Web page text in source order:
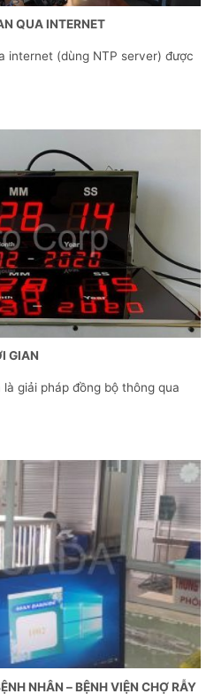
QUA INTERNET
internet (dùng NTP server) được
GIAN
giải pháp đồng bộ thông qua
NHÂN – BỆNH VIỆN CHỢ RẪY